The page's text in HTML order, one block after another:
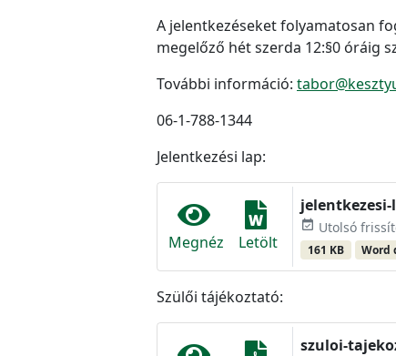
A jelentkezéseket folyamatosan
megelőző hét szerda 12:§0 óráig
További információ:
06-1-788-1344
Jelentkezési lap:
Megnéz Letölt
jelentkezesi-
event_available Utolsó
161 KB Word
Szülői tájékoztató:
szuloi-